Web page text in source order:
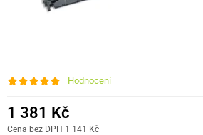
Hodnocení
1 381 Kč
Cena bez DPH 1 141 Kč